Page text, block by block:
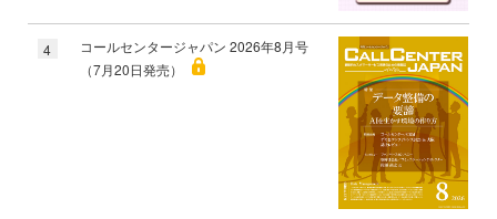
4
コールセンタージャパン 2026年8月号
（7月20日発売）